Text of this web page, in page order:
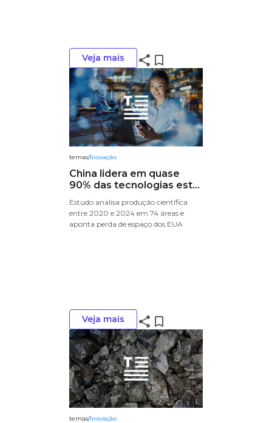
Veja mais share bookmark_border
temas/Inovação
China lidera em quase
90% das tecnologias est...
Estudo analisa produção científica
entre 2020 e 2024 em 74 áreas e
aponta perda de espaço dos EUA
Veja mais share bookmark_border
temas/Inovação